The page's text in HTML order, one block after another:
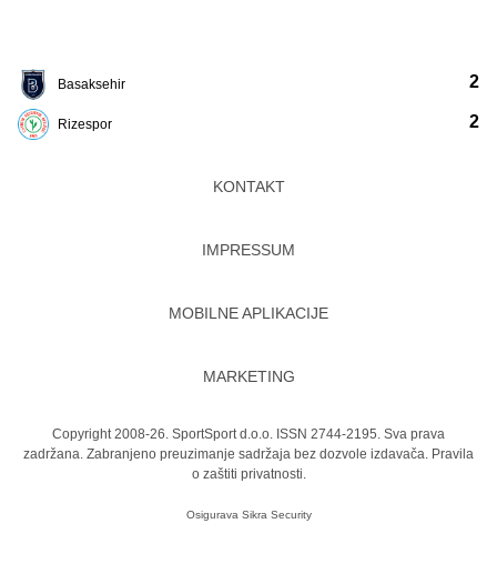
Basaksehir
Rizespor
2
2
KONTAKT
IMPRESSUM
MOBILNE APLIKACIJE
MARKETING
Copyright 2008-26. SportSport d.o.o. ISSN 2744-2195. Sva prava
zadržana. Zabranjeno preuzimanje sadržaja bez dozvole izdavača. Pravila
o zaštiti privatnosti.
Osigurava Sikra Security